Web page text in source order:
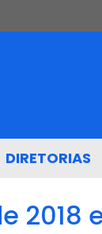
DIRETORIAS
2018